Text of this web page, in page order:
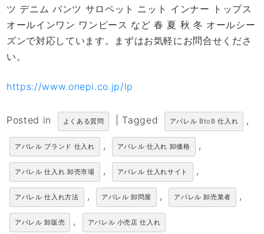
ツ デニム パンツ サロペット ニット インナー トップス
オールインワン ワンピース など 春 夏 秋 冬 オールシー
ズンで対応しています。まずはお気軽にお問合せくださ
い。
https://www.onepi.co.jp/lp
Posted in よくある質問 Tagged アパレル BtoB 仕入れ ,
アパレル ブランド 仕入れ , アパレル 仕入れ 卸価格 ,
アパレル 仕入れ 卸売市場 , アパレル 仕入れサイト ,
アパレル 仕入れ方法 , アパレル 卸問屋 , アパレル 卸売業者 ,
アパレル 卸販売 , アパレル 小売店 仕入れ